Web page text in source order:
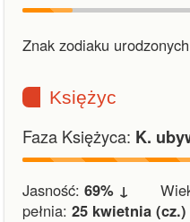
Znak zodiaku
Księżyc
Faza Księżyca: K.
Jasność: 69% ↓
pełnia: 25 kwietnia (cz.)